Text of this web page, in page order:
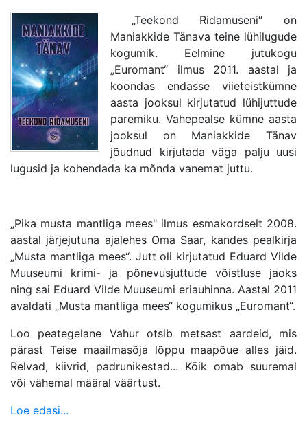
„Teekond Ridamuseni“ on
Maniakkide Tänava teine lühilugude
kogumik. Eelmine jutukogu
„Euromant“ ilmus 2011. aastal ja
koondas endasse viieteistkümne
aasta jooksul kirjutatud lühijuttude
paremiku. Vahepealse kümne aasta
jooksul on Maniakkide Tänav
jõudnud kirjutada väga palju uusi
lugusid ja kohendada ka mõnda vanemat juttu.
„Pika musta mantliga mees" ilmus esmakordselt 2008.
aastal järjejutuna ajalehes Oma Saar, kandes pealkirja
„Musta mantliga mees“. Jutt oli kirjutatud Eduard Vilde
Muuseumi krimi- ja põnevusjuttude võistluse jaoks
ning sai Eduard Vilde Muuseumi eriauhinna. Aastal 2011
avaldati „Musta mantliga mees“ kogumikus „Euromant“.
Loo peategelane Vahur otsib metsast aardeid, mis
pärast Teise maailmasõja lõppu maapõue alles jäid.
Relvad, kiivrid, padrunikestad... Kõik omab suuremal
või vähemal määral väärtust.
Loe edasi...